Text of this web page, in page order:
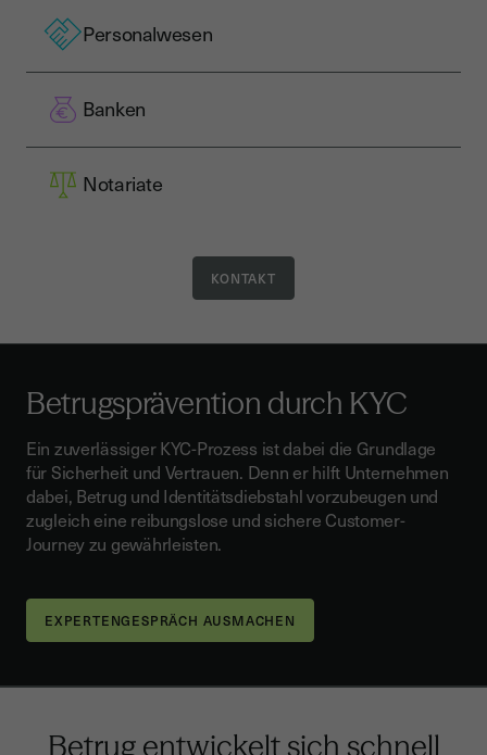
Personalwesen
Banken
Notariate
KONTAKT
Betrugsprävention durch KYC
Ein zuverlässiger KYC-Prozess ist dabei die Grundlage
für Sicherheit und Vertrauen. Denn er hilft Unternehmen
dabei, Betrug und Identitätsdiebstahl vorzubeugen und
zugleich eine reibungslose und sichere Customer-
Journey zu gewährleisten.
EXPERTENGESPRÄCH AUSMACHEN
Betrug entwickelt sich schnell